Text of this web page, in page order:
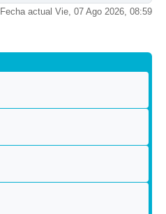
Fecha actual Vie, 07 Ago 2026, 08:59